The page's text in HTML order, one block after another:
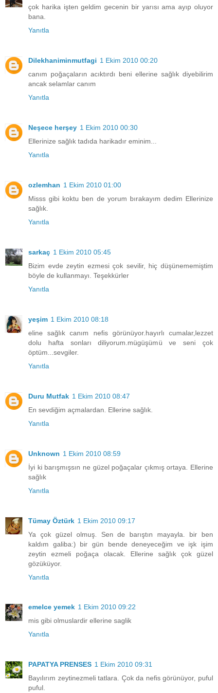
çok harika işten geldim gecenin bir yarısı ama ayıp oluyor
bana.
Yanıtla
Dilekhaniminmutfagi 1 Ekim 2010 00:20
canım poğaçaların acıktırdı beni ellerine sağlık diyebilirim
ancak selamlar canım
Yanıtla
Neşece herşey 1 Ekim 2010 00:30
Ellerinize sağlık tadıda harikadır eminim...
Yanıtla
ozlemhan 1 Ekim 2010 01:00
Misss gibi koktu ben de yorum bırakayım dedim Ellerinize
sağlık.
Yanıtla
sarkaç 1 Ekim 2010 05:45
Bizim evde zeytin ezmesi çok sevilir, hiç düşünememiştim
böyle de kullanmayı. Teşekkürler
Yanıtla
yeşim 1 Ekim 2010 08:18
eline sağlık canım nefis görünüyor.hayırlı cumalar,lezzet
dolu hafta sonları diliyorum.mügüşümü ve seni çok
öptüm...sevgiler.
Yanıtla
Duru Mutfak 1 Ekim 2010 08:47
En sevdiğim açmalardan. Ellerine sağlık.
Yanıtla
Unknown 1 Ekim 2010 08:59
İyi ki barışmışsın ne güzel poğaçalar çıkmış ortaya. Ellerine
sağlık
Yanıtla
Tümay Öztürk 1 Ekim 2010 09:17
Ya çok güzel olmuş. Sen de barıştın mayayla. bir ben
kaldım galiba:) bir gün bende deneyeceğim ve işk işim
zeytin ezmeli poğaça olacak. Ellerine sağlık çok güzel
gözüküyor.
Yanıtla
emelce yemek 1 Ekim 2010 09:22
mis gibi olmuslardir ellerine saglik
Yanıtla
PAPATYA PRENSES 1 Ekim 2010 09:31
Bayılırım zeytinezmeli tatlara. Çok da nefis görünüyor, puful
puful.